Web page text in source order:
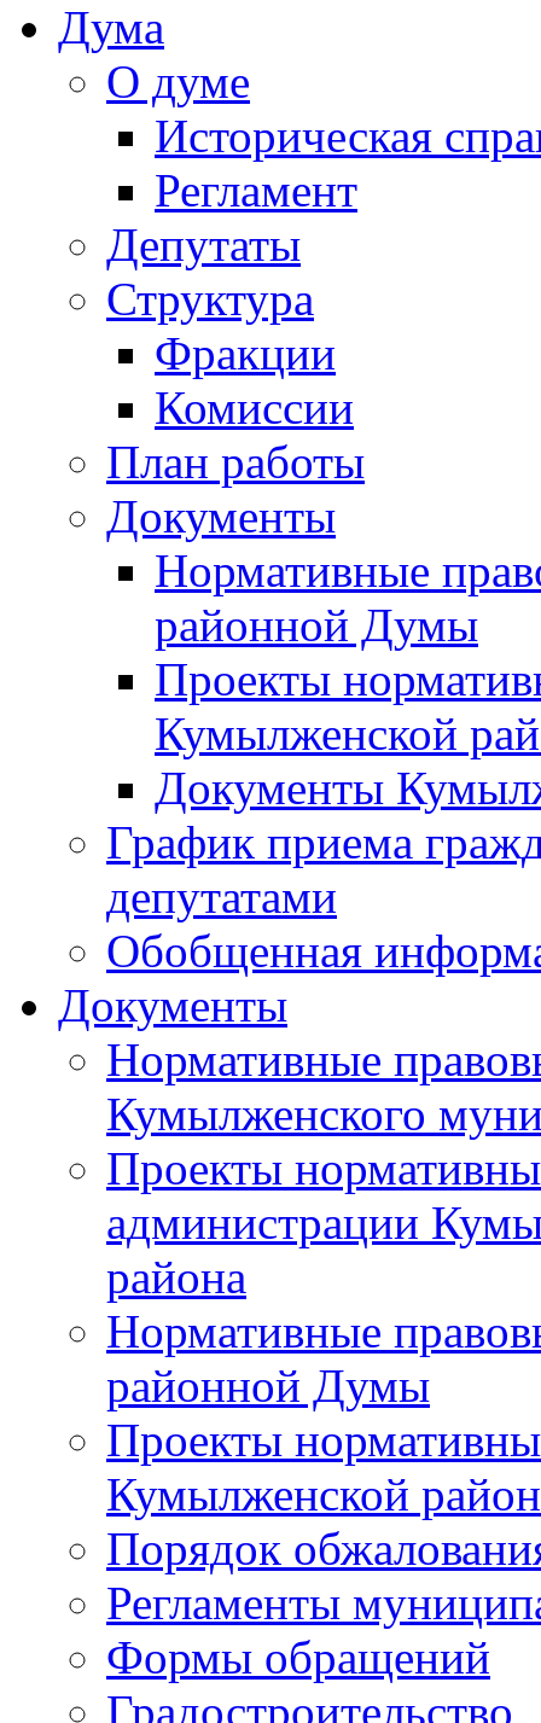
Дума
О думе
Историческая
Регламент
Депутаты
Структура
Фракции
Комиссии
План работы
Документы
Нормативные
районной Думы
Проекты
Кумылженской
Документы
График приема
депутатами
Обобщенная
Документы
Нормативные
Кумылженского
Проекты
администрации
района
Нормативные
районной Думы
Проекты
Кумылженской
Порядок
Регламенты
Формы обращений
Градостроительство